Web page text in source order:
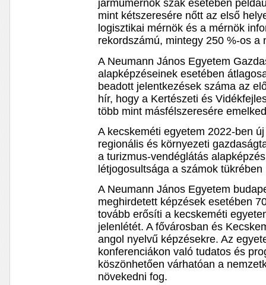
járműmérnök szak esetében
mint kétszeresére nőtt az első
logisztikai mérnök és a mérnök
rekordszámú, mintegy 250 %-os a
A Neumann János Egyetem
alapképzéseinek esetében
beadott jelentkezések száma az
hír, hogy a Kertészeti és
több mint másfélszeresére
A kecskeméti egyetem 2022-ben
regionális és környezeti
a turizmus-vendéglátás
létjogosultsága a számok
A Neumann János Egyetem
meghirdetett képzések esetében
tovább erősíti a kecskeméti
jelenlétét. A fővárosban és
angol nyelvű képzésekre. Az
konferenciákon való tudatos és
köszönhetően várhatóan a
növekedni fog.